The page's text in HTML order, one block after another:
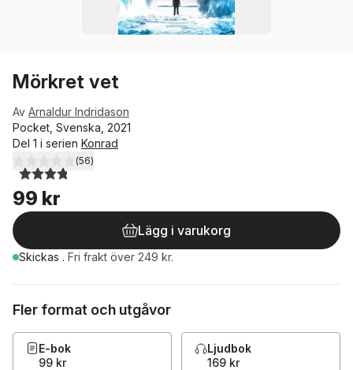
Mörkret vet
Av Arnaldur Indridason
Pocket, Svenska, 2021
Del 1 i serien Konrad
3,8utav 5 stjärnor. Totalt antal röster:
(56)
99 kr
Lägg i varukorg
Skickas . Fri frakt över 249 kr.
Fler format och utgåvor
E-bok
99 kr
Ljudbok
169 kr